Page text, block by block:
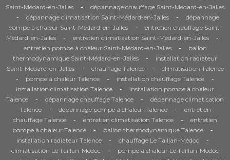
Saint-Médard-en-Jalles
- dépannage chauffage Saint-Médard-en-Jalles
- dépannage climatisation Saint-Médard-en-Jalles -
dépannage
pompe à chaleur Saint-Médard-en-Jalles
-
entretien chauffage Saint-
Médard-en-Jalles
- entretien climatisation Saint-Médard-en-Jalles -
entretien pompe à chaleur Saint-Médard-en-Jalles -
ballon
thermodynamique Saint-Médard-en-Jalles
-
installation radiateur
Saint-Médard-en-Jalles
- chauffage Talence - climatisation Talence
- pompe à chaleur Talence - installation chauffage Talence -
installation climatisation Talence -
installation pompe à chaleur
Talence
- dépannage chauffage Talence -
dépannage climatisation
Talence
- dépannage pompe à chaleur Talence -
entretien
chauffage Talence
- entretien climatisation Talence -
entretien
pompe à chaleur Talence
- ballon thermodynamique Talence -
installation radiateur Talence - chauffage Le Taillan-Médoc -
climatisation Le Taillan-Médoc - pompe à chaleur Le Taillan-Médoc